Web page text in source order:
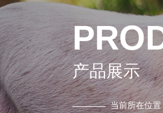
产品展示
当前所在位置